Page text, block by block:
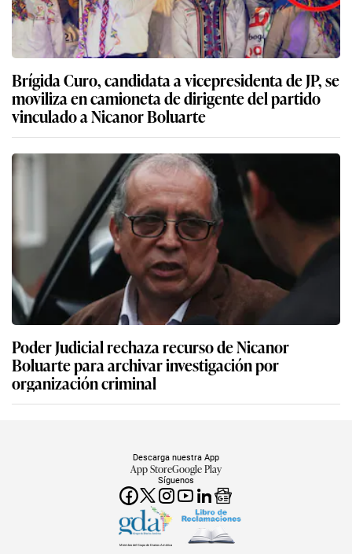
Brígida Curo, candidata a vicepresidenta de JP, se
moviliza en camioneta de dirigente del partido
vinculado a Nicanor Boluarte
Poder Judicial rechaza recurso de Nicanor
Boluarte para archivar investigación por
organización criminal
Síguenos
Descarga nuestra App
App StoreGoogle Play
Miembro del Grupo de Diarios América